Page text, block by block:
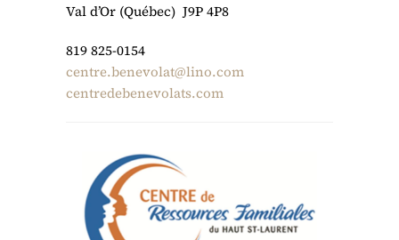
Val d’Or (Québec) J9P 4P8
819 825-0154
centre.benevolat@lino.com
centredebenevolats.com